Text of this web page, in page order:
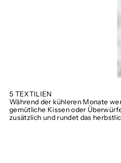
5 TEXTILIEN
Während der kühleren Monate
gemütliche Kissen oder
zusätzlich und rundet das